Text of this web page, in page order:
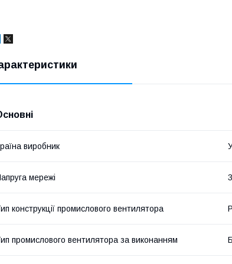
виробник
мережі
конструкції промислового вентилятора
промислового вентилятора за виконанням